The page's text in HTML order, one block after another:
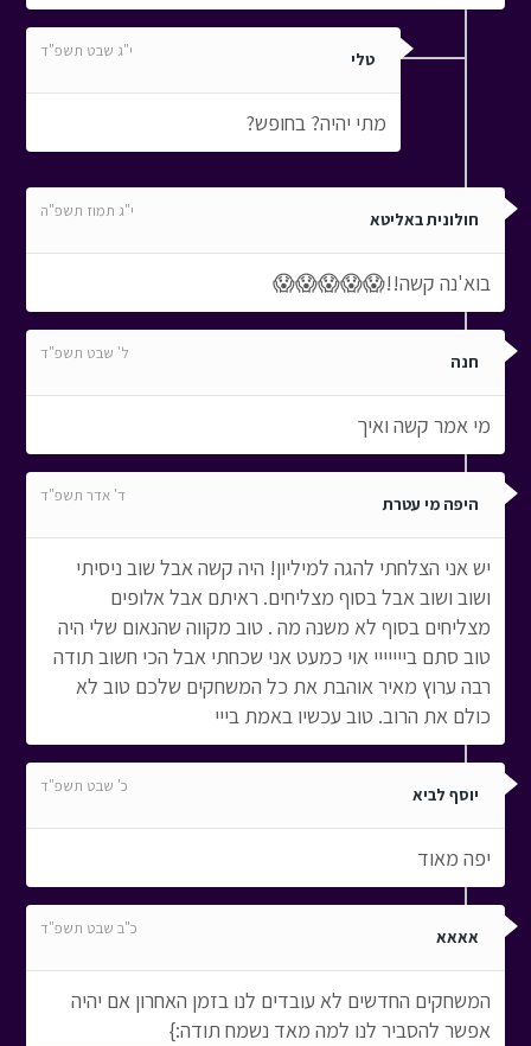
טלי י"ג שבט תשפ"ד
מתי יהיה? בחופש?
חולונית באליטא י"ג תמוז תשפ"ה
בוא'נה קשה!!😱😱😱😱😱
חנה ל' שבט תשפ"ד
מי אמר קשה ואיך
היפה מי עטרת ד' אדר תשפ"ד
יש אני הצלחתי להגה למיליון! היה קשה אבל שוב ניסיתי
ושוב ושוב אבל בסוף מצליחים. ראיתם אבל אלופים
מצליחים בסוף לא משנה מה . טוב מקווה שהנאום שלי היה
טוב סתם בייייייי אוי כמעט אני שכחתי אבל הכי חשוב תודה
רבה ערוץ מאיר אוהבת את כל המשחקים שלכם טוב לא
כולם את הרוב. טוב עכשיו באמת בייי
יוסף לביא כ' שבט תשפ"ד
יפה מאוד
אאאא כ"ב שבט תשפ"ד
המשחקים החדשים לא עובדים לנו בזמן האחרון אם יהיה
אפשר להסביר לנו למה מאד נשמח תודה:}